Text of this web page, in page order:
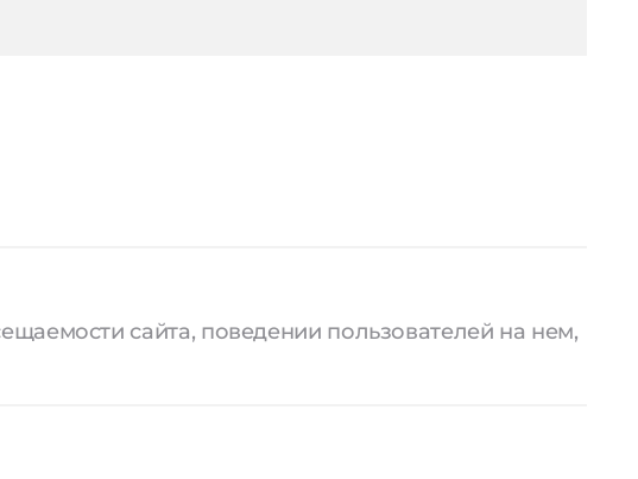
сайта, поведении пользователей на нем,